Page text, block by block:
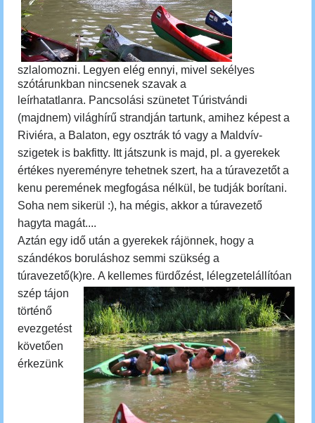
szlalomozni. Legyen elég ennyi, mivel sekélyes
szótárunkban nincsenek szavak a
leírhatatlanra. Pancsolási szünetet Túristvándi
(majdnem) világhírű strandján tartunk, amihez képest a
Riviéra, a Balaton, egy osztrák tó vagy a Maldvív-
szigetek is bakfitty. Itt játszunk is majd, pl. a gyerekek
értékes nyereményre tehetnek szert, ha a túravezetőt a
kenu peremének megfogása nélkül, be tudják borítani.
Soha nem sikerül :), ha mégis, akkor a túravezető
hagyta magát....
Aztán egy idő után a gyerekek rájönnek, hogy a
szándékos boruláshoz semmi szükség a
túravezető(k)re. A kellemes fürdőzést, lélegzetelállítóan
szép tájon
történő
evezgetést
követően
érkezünk